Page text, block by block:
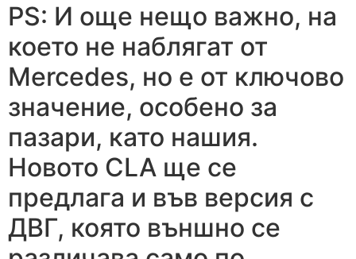
PS: И още нещо важно, на
което не наблягат от
Mercedes, но е от ключово
значение, особено за
пазари, като нашия.
Новото CLA ще се
предлага и във версия с
ДВГ, която външно се